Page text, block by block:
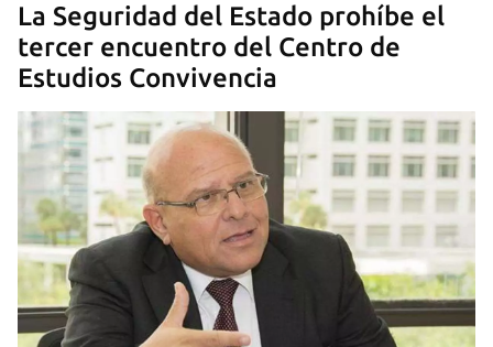
La Seguridad del Estado prohíbe el
tercer encuentro del Centro de
Estudios Convivencia